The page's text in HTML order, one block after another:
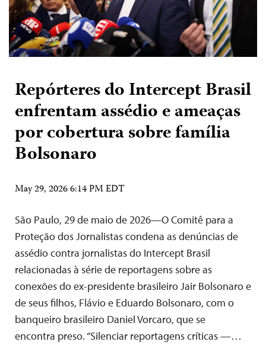
Repórteres do Intercept Brasil
enfrentam assédio e ameaças
por cobertura sobre família
Bolsonaro
May 29, 2026 6:14 PM EDT
São Paulo, 29 de maio de 2026—O Comitê para a
Proteção dos Jornalistas condena as denúncias de
assédio contra jornalistas do Intercept Brasil
relacionadas à série de reportagens sobre as
conexões do ex-presidente brasileiro Jair Bolsonaro e
de seus filhos, Flávio e Eduardo Bolsonaro, com o
banqueiro brasileiro Daniel Vorcaro, que se
encontra preso. “Silenciar reportagens críticas —…